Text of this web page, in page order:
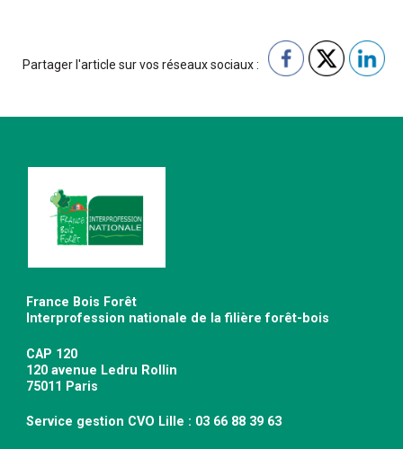
Partager l'article sur vos réseaux sociaux :
France Bois Forêt
Interprofession nationale de la filière forêt-bois
CAP 120
120 avenue Ledru Rollin
75011 Paris
Service gestion CVO Lille : 03 66 88 39 63